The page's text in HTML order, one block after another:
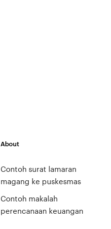
About
Contoh surat lamaran
magang ke puskesmas
Contoh makalah
perencanaan keuangan